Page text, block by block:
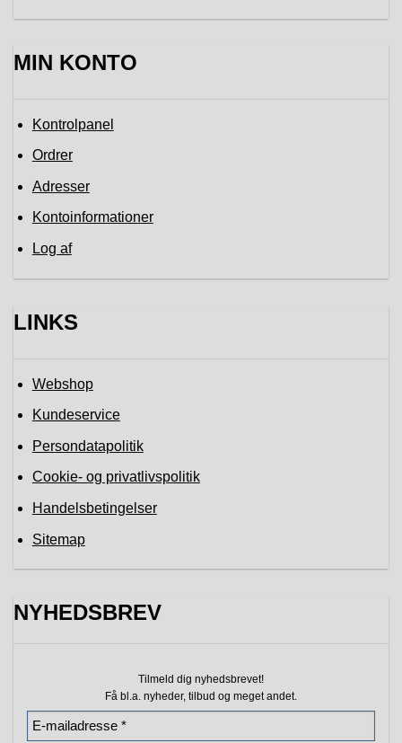
MIN KONTO
Kontrolpanel
Ordrer
Adresser
Kontoinformationer
Log af
LINKS
Webshop
Kundeservice
Persondatapolitik
Cookie- og privatlivspolitik
Handelsbetingelser
Sitemap
NYHEDSBREV
Tilmeld dig nyhedsbrevet!
Få bl.a. nyheder, tilbud og meget andet.